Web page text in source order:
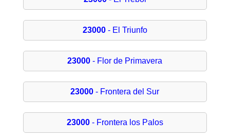
23000- El Triunfo
23000 - Flor de Primavera
23000 - Frontera del Sur
23000- Frontera los Palos